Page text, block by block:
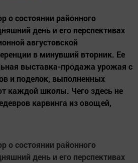
о состоянии районного
день и его перспективах
августовской
в минувший вторник. Ее
выставка-продажа урожая с
и поделок, выполненных
каждой школы. Чего здесь не
карвинга из овощей,
о состоянии районного
день и его перспективах